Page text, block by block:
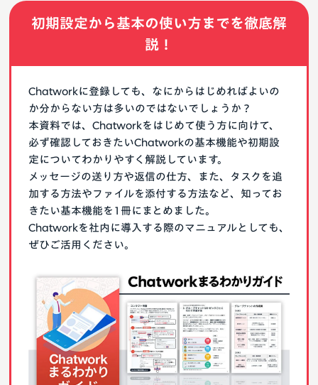
初期設定から基本の使い方までを徹底解
説！
Chatworkに登録しても、なにからはじめればよいの
か分からない方は多いのではないでしょうか？
本資料では、Chatworkをはじめて使う方に向けて、
必ず確認しておきたいChatworkの基本機能や初期設
定についてわかりやすく解説しています。
メッセージの送り方や返信の仕方、また、タスクを追
加する方法やファイルを添付する方法など、知ってお
きたい基本機能を1冊にまとめました。
Chatworkを社内に導入する際のマニュアルとしても、
ぜひご活用ください。